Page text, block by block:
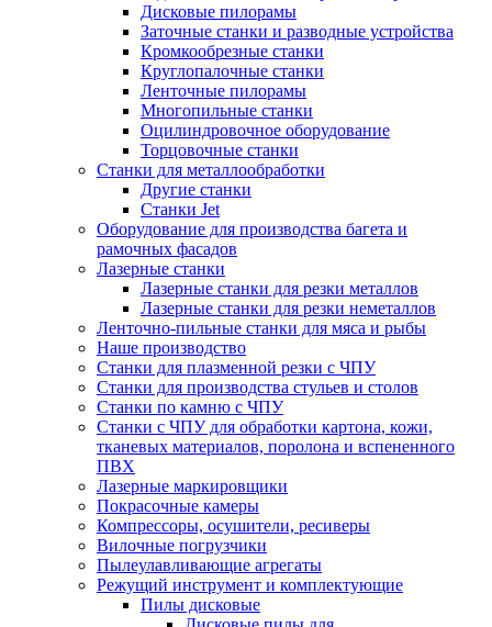
Дисковые пилорамы
Заточные станки и разводные устройства
Кромкообрезные станки
Круглопалочные станки
Ленточные пилорамы
Многопильные станки
Оцилиндровочное оборудование
Торцовочные станки
Станки для металлообработки
Другие станки
Станки Jet
Оборудование для производства багета и
рамочных фасадов
Лазерные станки
Лазерные станки для резки металлов
Лазерные станки для резки неметаллов
Ленточно-пильные станки для мяса и рыбы
Наше производство
Станки для плазменной резки с ЧПУ
Станки для производства стульев и столов
Станки по камню с ЧПУ
Станки с ЧПУ для обработки картона, кожи,
тканевых материалов, поролона и вспененного
ПВХ
Лазерные маркировщики
Покрасочные камеры
Компрессоры, осушители, ресиверы
Вилочные погрузчики
Пылеулавливающие агрегаты
Режущий инструмент и комплектующие
Пилы дисковые